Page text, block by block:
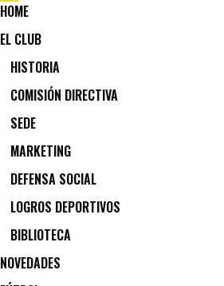
HOME
EL CLUB
HISTORIA
COMISIÓN DIRECTIVA
SEDE
MARKETING
DEFENSA SOCIAL
LOGROS DEPORTIVOS
BIBLIOTECA
NOVEDADES